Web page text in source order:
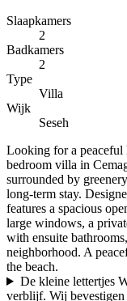
Slaapkamers
2
Badkamers
2
Type
Villa
Wijk
Seseh
Looking for a peaceful
bedroom villa in
surrounded by
long-term stay.
features a spacious
large windows, a
with ensuite
neighborhood. A
the beach.
De kleine lettertjes
verblijf. Wij bevestigen